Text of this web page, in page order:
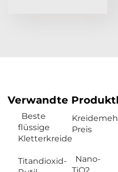
Verwandte
Beste
flüssige
Kletterkreide
Preis
Titandioxid-
Nano-